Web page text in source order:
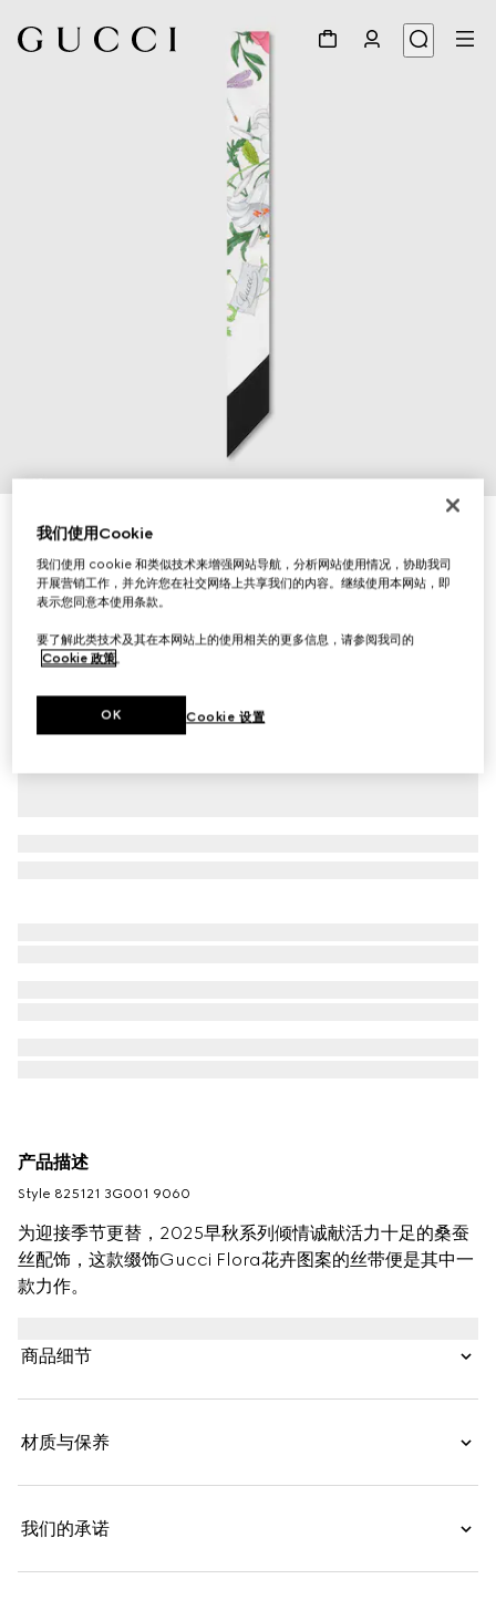
1/2
饰印花斜纹桑蚕丝丝带
£190
相关款式白色和黑色
产品描述
Style ‎825121 3G001 9060
为迎接季节更替，2025早秋系列倾情诚献活力十足的桑蚕
丝配饰，这款缀饰Gucci Flora花卉图案的丝带便是其中一
款力作。
商品细节
材质与保养
我们的承诺
我们使用Cookie
我们使用 cookie 和类似技术来增强网站导航，分析网站使用情况，协助我司
开展营销工作，并允许您在社交网络上共享我们的内容。继续使用本网站，即
表示您同意本使用条款。
要了解此类技术及其在本网站上的使用相关的更多信息，请参阅我司的
Cookie 政策。
Cookie 设置
OK